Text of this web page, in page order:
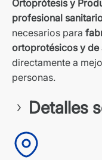
Ortoprótesis y
profesional
necesarios para
ortoprotésicos y de
directamente a
personas.
Detalles